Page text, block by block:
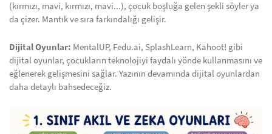
(kırmızı, mavi, kırmızı, mavi...), çocuk boşluğa gelen şekli söyler ya
da çizer. Mantık ve sıra farkındalığı gelişir.
Dijital Oyunlar: MentalUP, Fedu.ai, SplashLearn, Kahoot! gibi
dijital oyunlar, çocukların teknolojiyi faydalı yönde kullanmasını ve
eğlenerek gelişmesini sağlar. Yazının devamında dijital oyunlardan
daha detaylı bahsedeceğiz.